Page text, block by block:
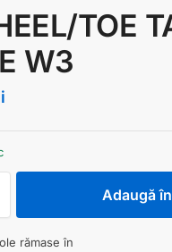
TOE
W3
Adaugă
rămase în